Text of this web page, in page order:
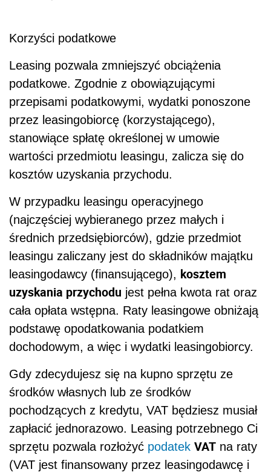
Korzyści podatkowe
Leasing pozwala zmniejszyć obciążenia
podatkowe. Zgodnie z obowiązującymi
przepisami podatkowymi, wydatki ponoszone
przez leasingobiorcę (korzystającego),
stanowiące spłatę określonej w umowie
wartości przedmiotu leasingu, zalicza się do
kosztów uzyskania przychodu.
W przypadku leasingu operacyjnego
(najczęściej wybieranego przez małych i
średnich przedsiębiorców), gdzie przedmiot
leasingu zaliczany jest do składników majątku
leasingodawcy (finansującego), kosztem
uzyskania przychodu jest pełna kwota rat oraz
cała opłata wstępna. Raty leasingowe obniżają
podstawę opodatkowania podatkiem
dochodowym, a więc i wydatki leasingobiorcy.
Gdy zdecydujesz się na kupno sprzętu ze
środków własnych lub ze środków
pochodzących z kredytu, VAT będziesz musiał
zapłacić jednorazowo. Leasing potrzebnego Ci
sprzętu pozwala rozłożyć podatek VAT na raty
(VAT jest finansowany przez leasingodawcę i